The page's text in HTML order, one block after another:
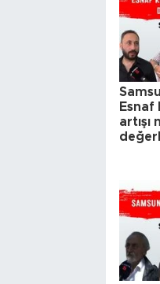
artışı